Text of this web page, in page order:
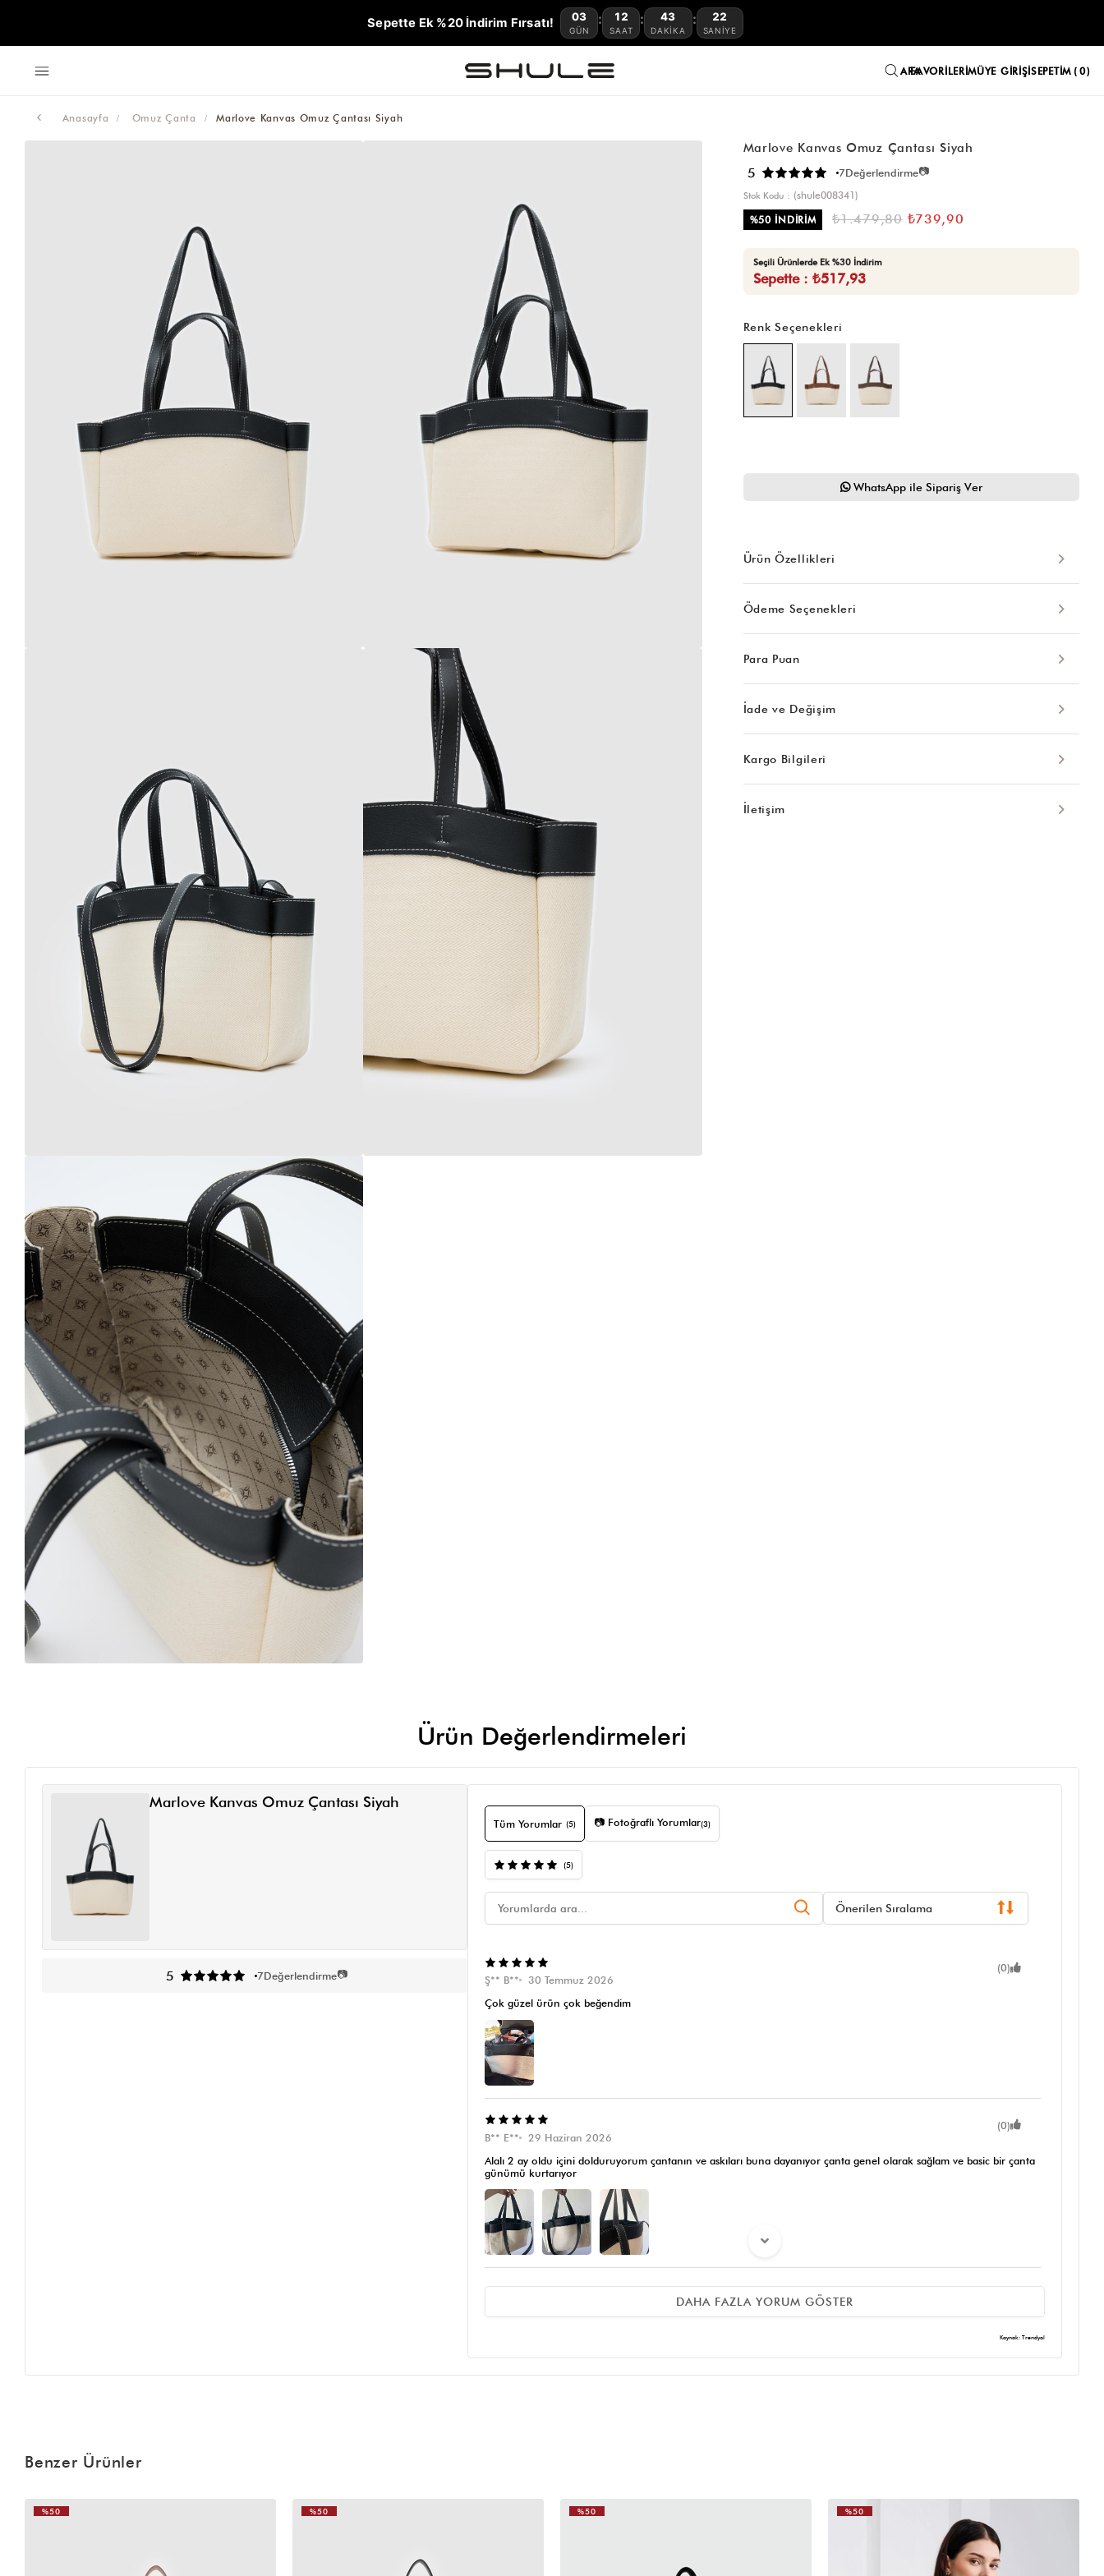
Sepette Ek %20 İndirim Fırsatı! 03
GÜN
: 12
SAAT
: 43
DAKIKA
: 21
SANIYE
FAVORILERIMÜYE GIRIŞISEPETIM 0
Anasayfa Omuz Çanta Marlove Kanvas Omuz Çantası Siyah
Marlove Kanvas Omuz Çantası Siyah
5 7Değerlendirme📷
Stok Kodu
(shule008341)
%50İNDIRIM ₺1.479,80 ₺739,90
Seçili Ürünlerde Ek %30 İndirim
Sepette : ₺517,93
Renk Seçenekleri
WhatsApp ile Sipariş Ver
Ürün Özellikleri
Ödeme Seçenekleri
Para Puan
İade ve Değişim
Kargo Bilgileri
İletişim
Ürün Değerlendirmeleri
Marlove Kanvas Omuz Çantası Siyah
5 7Değerlendirme📷
Tüm Yorumlar (5) 📷 Fotoğraflı Yorumlar(3)
(5)
Önerilen Sıralama
(0)
Ş** B**
30 Temmuz 2026
Çok güzel ürün çok beğendim
(0)
B** E**
29 Haziran 2026
Alalı 2 ay oldu içini dolduruyorum çantanın ve askıları buna dayanıyor çanta genel olarak sağlam ve basic bir çanta
günümü kurtarıyor
Harika fiyatı çok uygun gerçekten 800-900 civarında bu çantalar hep
DAHA FAZLA YORUM GÖSTER
Kaynak: Trendyol
Benzer Ürünler
%50
%50 %50 %50